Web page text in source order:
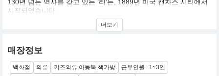
130년 넘는 역사를 갖고 있는 ‘리’는, 1889년 미국 캔자스 시티에서
시작되었습니다.
전통적으로 견고함과 실용성을 강조했던 워크웨어와 데님으로부터
주얼 브랜드입니다.
다양한 시대의 유스컬처(Youth Culture)를 대표하는 아이콘으로 사
랑받았던
‘리’는 끊임없이 혁신하는 브랜드로 기억되고자 합니다.
더보기
매장정보
백화점 의류 키즈의류,아동복,책가방
근무인원 : 1~3인